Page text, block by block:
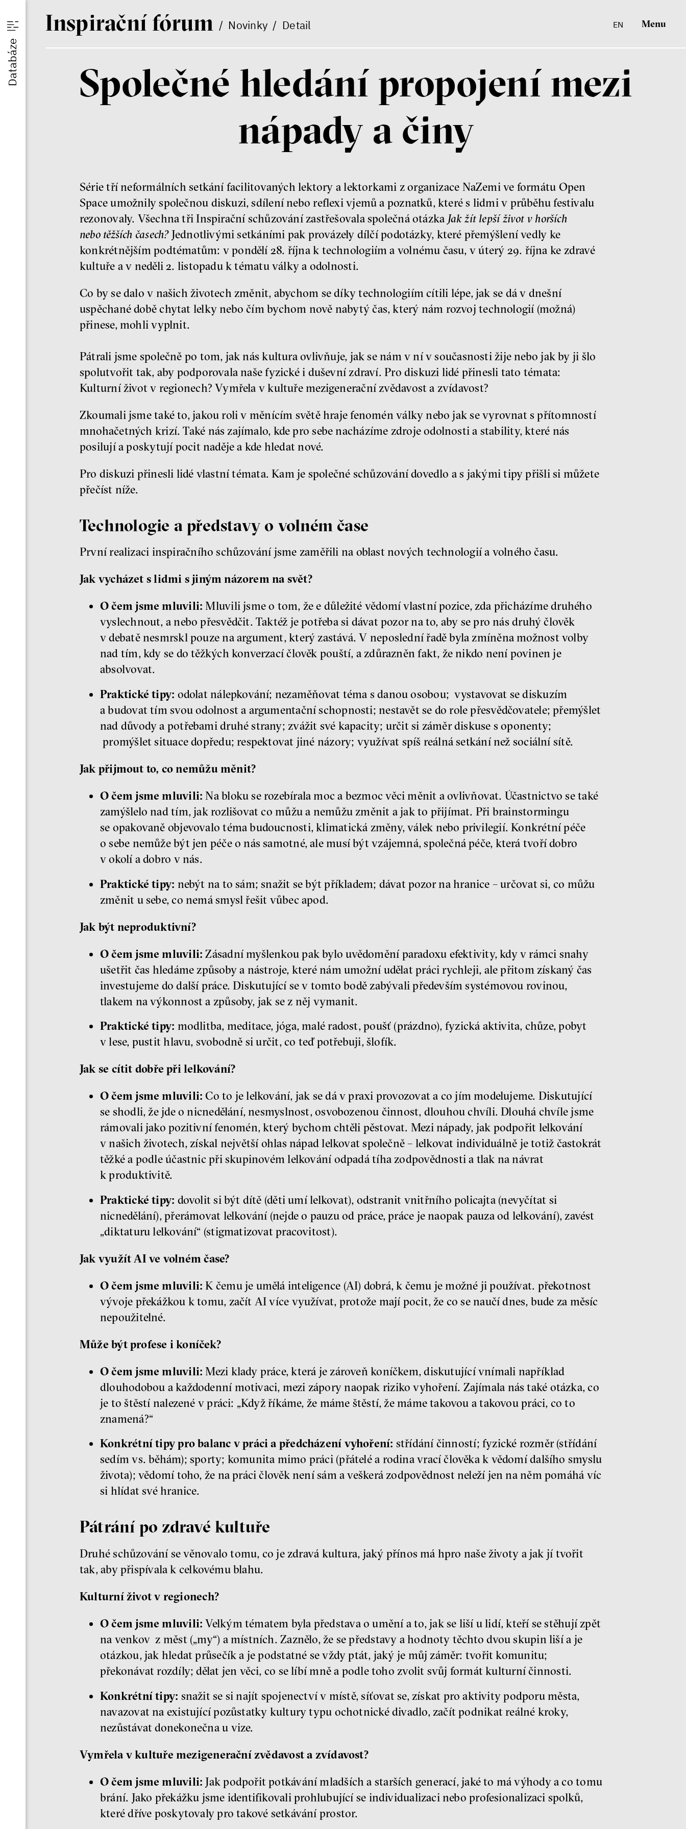
Inspiračnífórum / Novinky / Detail EN Menu
Databáze
Společné hledání propojení mezi
nápady a činy
Série tří neformálních setkání facilitovaných lektory a lektorkami z organizace NaZemi ve formátu Open
Space umožnily společnou diskuzi, sdílení nebo reflexi vjemů a poznatků, které s lidmi v průběhu festivalu
rezonovaly. Všechna tři Inspirační schůzování zastřešovala společná otázka Jak žít lepší životv horších
nebo těžších časech?Jednotlivými setkáními pak provázely dílčí podotázky, které přemýšlení vedly ke
konkrétnějším podtématům: v pondělí 28. října k technologiím a volnému času, v úterý 29. října ke zdravé
kultuře a v neděli 2. listopadu k tématu války a odolnosti.
Co by se dalo v našich životech změnit, abychom se díky technologiím cítili lépe, jak se dá v dnešní
uspěchané době chytat lelky nebo čím bychom nově nabytý čas, který nám rozvoj technologií (možná)
přinese, mohli vyplnit.
Pátrali jsme společně po tom, jak nás kultura ovlivňuje, jak se nám v ní v současnosti žije nebo jak by ji šlo
spolutvořit tak, aby podporovala naše fyzické i duševní zdraví. Pro diskuzi lidé přinesli tato témata:
Kulturní život v regionech? Vymřela v kultuře mezigenerační zvědavost a zvídavost?
Zkoumali jsme také to, jakou roli v měnícím světě hraje fenomén války nebo jak se vyrovnat s přítomností
mnohačetných krizí. Také nás zajímalo, kde pro sebe nacházíme zdroje odolnosti a stability, které nás
posilují a poskytují pocit naděje a kde hledat nové.
Pro diskuzi přinesli lidé vlastní témata. Kam je společné schůzování dovedlo a s jakými tipy přišli si můžete
přečíst níže.
Technologie a představy o volném čase
První realizaci inspiračního schůzování jsme zaměřili na oblast nových technologií a volného času.
Jak vycházet s lidmi s jiným názorem na svět?
O čem jsme mluvili: Mluvili jsme o tom, že e důležité vědomí vlastní pozice, zda přicházíme druhého
vyslechnout, a nebo přesvědčit. Taktéž je potřeba si dávat pozor na to, aby se pro nás druhý člověk
v debatě nesmrskl pouze na argument, který zastává. V neposlední řadě byla zmíněna možnost volby
nad tím, kdy se do těžkých konverzací člověk pouští, a zdůrazněn fakt, že nikdo není povinen je
absolvovat.
Praktické tipy: odolat nálepkování; nezaměňovat téma s danou osobou; vystavovat se diskuzím
a budovat tím svou odolnost a argumentační schopnosti; nestavět se do role přesvědčovatele; přemýšlet
nad důvody a potřebami druhé strany; zvážit své kapacity; určit si záměr diskuse s oponenty;
promýšlet situace dopředu; respektovat jiné názory; využívat spíš reálná setkání než sociální sítě.
Jak přijmout to, co nemůžu měnit?
O čem jsme mluvili: Na bloku se rozebírala moc a bezmoc věci měnit a ovlivňovat. Účastnictvo se také
zamýšlelo nad tím, jak rozlišovat co můžu a nemůžu změnit a jak to přijímat. Při brainstormingu
se opakovaně objevovalo téma budoucnosti, klimatická změny, válek nebo privilegií. Konkrétní péče
o sebe nemůže být jen péče o nás samotné, ale musí být vzájemná, společná péče, která tvoří dobro
v okolí a dobro v nás.
Praktické tipy: nebýt na to sám; snažit se být příkladem; dávat pozor na hranice – určovat si, co můžu
změnit u sebe, co nemá smysl řešit vůbec apod.
Jak být neproduktivní?
O čem jsme mluvili: Zásadní myšlenkou pak bylo uvědomění paradoxu efektivity, kdy v rámci snahy
ušetřit čas hledáme způsoby a nástroje, které nám umožní udělat práci rychleji, ale přitom získaný čas
investujeme do další práce. Diskutující se v tomto bodě zabývali především systémovou rovinou,
tlakem na výkonnost a způsoby, jak se z něj vymanit.
Praktické tipy: modlitba, meditace, jóga, malé radost, poušť (prázdno), fyzická aktivita, chůze, pobyt
v lese, pustit hlavu, svobodně si určit, co teď potřebuji, šlofík.
Jak se cítit dobře při lelkování?
O čem jsme mluvili:Co to je lelkování, jak se dá v praxi provozovat a co jím modelujeme. Diskutující
se shodli, že jde o nicnedělání, nesmyslnost, osvobozenou činnost, dlouhou chvíli. Dlouhá chvíle jsme
rámovali jako pozitivní fenomén, který bychom chtěli pěstovat. Mezi nápady, jak podpořit lelkování
v našich životech, získal největší ohlas nápad lelkovat společně – lelkovat individuálně je totiž častokrát
těžké a podle účastnic při skupinovém lelkování odpadá tíha zodpovědnosti a tlak na návrat
k produktivitě.
Praktické tipy: dovolit si být dítě (děti umí lelkovat), odstranit vnitřního policajta (nevyčítat si
nicnedělání), přerámovat lelkování (nejde o pauzu od práce, práce je naopak pauza od lelkování), zavést
„diktaturu lelkování“ (stigmatizovat pracovitost).
Jak využít AI ve volném čase?
O čem jsme mluvili: K čemu je umělá inteligence (AI) dobrá, k čemu je možné ji používat. překotnost
vývoje překážkou k tomu, začít AI více využívat, protože mají pocit, že co se naučí dnes, bude za měsíc
nepoužitelné.
Může být profese i koníček?
O čem jsme mluvili: Mezi klady práce, která je zároveň koníčkem, diskutující vnímali například
dlouhodobou a každodenní motivaci, mezi zápory naopak riziko vyhoření. Zajímala nás také otázka, co
je to štěstí nalezené v práci: „Když říkáme, že máme štěstí, že máme takovou a takovou práci, co to
znamená?“
Konkrétní tipy pro balanc v práci a předcházení vyhoření: střídání činností; fyzické rozměr (střídání
sedím vs. běhám); sporty; komunita mimo práci (přátelé a rodina vrací člověka k vědomí dalšího smyslu
života); vědomí toho, že na práci člověk není sám a veškerá zodpovědnost neleží jen na něm pomáhá víc
si hlídat své hranice.
Pátrání po zdravé kultuře
Druhé schůzování se věnovalo tomu, co je zdravá kultura, jaký přínos má hpro naše životy a jak jí tvořit
tak, aby přispívala k celkovému blahu.
Kulturní život v regionech?
O čem jsme mluvili: Velkým tématem byla představa o umění a to, jak se liší u lidí, kteří se stěhují zpět
na venkov z měst („my“) a místních. Zaznělo, že se představy a hodnoty těchto dvou skupin liší a je
otázkou, jak hledat průsečík a je podstatné se vždy ptát, jaký je můj záměr: tvořit komunitu;
překonávat rozdíly; dělat jen věci, co se líbí mně a podle toho zvolit svůj formát kulturní činnosti.
Konkrétní tipy: snažit se si najít spojenectví v místě, síťovat se, získat pro aktivity podporu města,
navazovat na existující pozůstatky kultury typu ochotnické divadlo, začít podnikat reálné kroky,
nezůstávat donekonečna u vize.
Vymřela v kultuře mezigenerační zvědavost a zvídavost?
O čem jsme mluvili: Jak podpořit potkávání mladších a starších generací, jaké to má výhody a co tomu
brání. Jako překážku jsme identifikovali prohlubující se individualizaci nebo profesionalizaci spolků,
které dříve poskytovaly pro takové setkávání prostor.